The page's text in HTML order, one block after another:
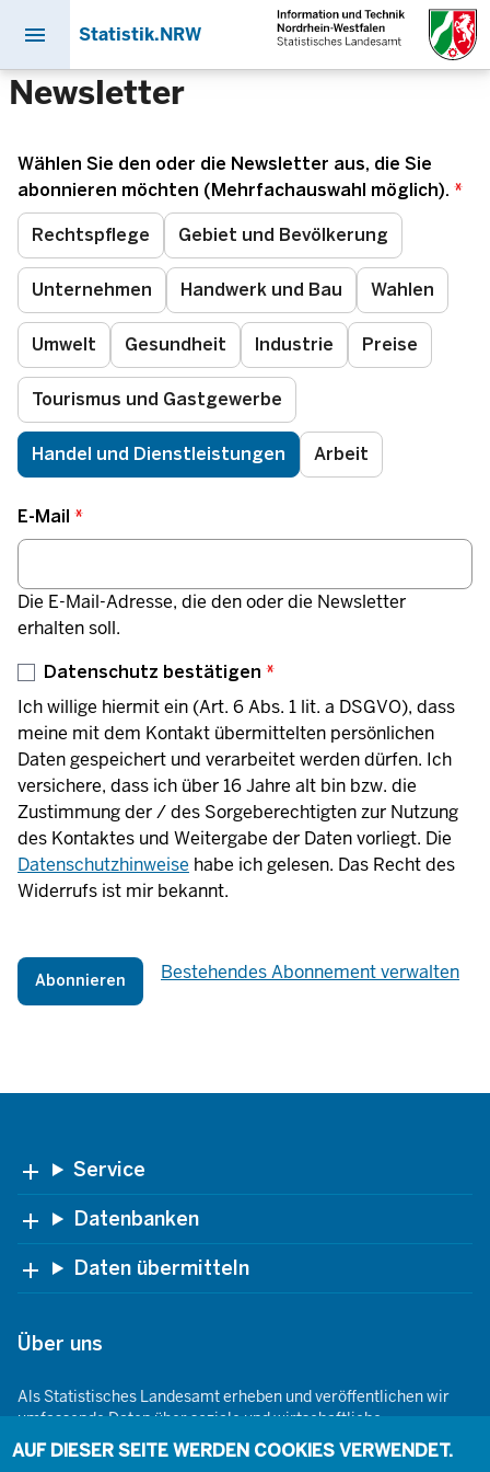
Direkt
zum
menu Statistik.NRW
Newsletter
Wählen Sie den oder die Newsletter aus, die Sie
abonnieren möchten (Mehrfachauswahl möglich).
Rechtspflege Gebiet und Bevölkerung
Unternehmen Handwerk und Bau Wahlen
Umwelt Gesundheit Industrie Preise
Tourismus und Gastgewerbe
Handel und Dienstleistungen Arbeit
E-Mail
Die E-Mail-Adresse, die den oder die Newsletter
erhalten soll.
Datenschutz bestätigen
Ich willige hiermit ein (Art. 6 Abs. 1 lit. a DSGVO), dass
meine mit dem Kontakt übermittelten persönlichen
Daten gespeichert und verarbeitet werden dürfen. Ich
versichere, dass ich über 16 Jahre alt bin bzw. die
Zustimmung der / des Sorgeberechtigten zur Nutzung
des Kontaktes und Weitergabe der Daten vorliegt. Die
Datenschutzhinweise habe ich gelesen. Das Recht des
Widerrufs ist mir bekannt.
Bestehendes Abonnement verwalten
Footer Service
Datenbanken
Daten übermitteln
Über uns
Als Statistisches Landesamt erheben und veröffentlichen wir
umfassende Daten über soziale und wirtschaftliche
Gegebenheiten. Dabei sind wir den Grundsätzen der Neutralität,
Objektivität, wissenschaftlichen Unabhängigkeit und der
AUF DIESER SEITE WERDEN COOKIES VERWENDET.